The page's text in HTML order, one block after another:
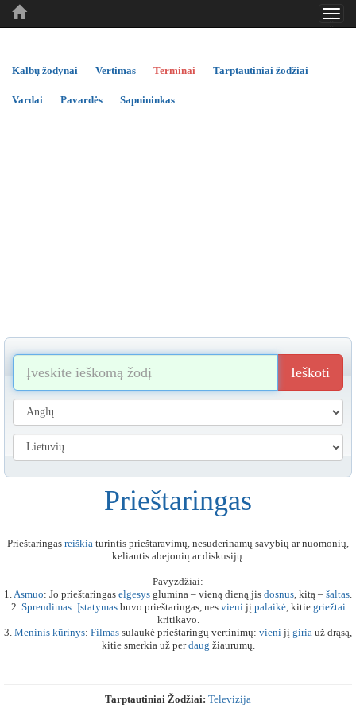
..
..
Kalbų žodynai Vertimas Terminai Tarptautiniai žodžiai
Vardai Pavardės Sapnininkas
Ieškoti
Prieštaringas
Prieštaringas reiškia turintis prieštaravimų, nesuderinamų savybių ar nuomonių,
keliantis abejonių ar diskusijų.
Pavyzdžiai:
1.Asmuo: Jo prieštaringas elgesys glumina – vieną dieną jis dosnus, kitą – šaltas.
2. Sprendimas: Įstatymasbuvo prieštaringas, nes vienijį palaikė, kitie griežtai
kritikavo.
3. Meninis kūrinys: Filmas sulaukė prieštaringų vertinimų: vieni jį giria už drąsą,
kitie smerkia už perdaug žiaurumų.
Tarptautiniai Žodžiai: Televizija